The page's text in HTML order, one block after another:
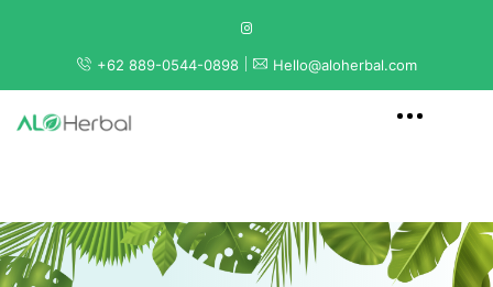
+62 889-0544-0898 Hello@aloherbal.com